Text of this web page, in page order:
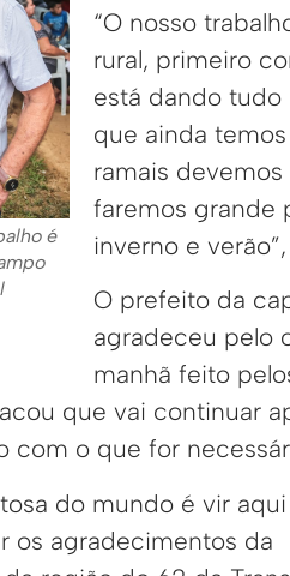
é
“O nosso
rural, primeiro
está dando
que ainda
ramais
faremos grande
inverno e
O prefeito da
agradeceu pelo
manhã feito
que vai continuar
com o que for
do mundo é vir
os agradecimentos da